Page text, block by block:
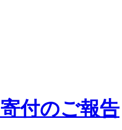
付のご報告